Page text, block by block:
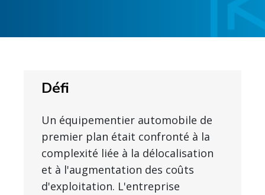
Défi
Un équipementier automobile de
premier plan était confronté à la
complexité liée à la délocalisation
et à l'augmentation des coûts
d'exploitation. L'entreprise